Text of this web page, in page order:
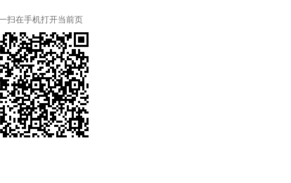
扫在手机打开当前页